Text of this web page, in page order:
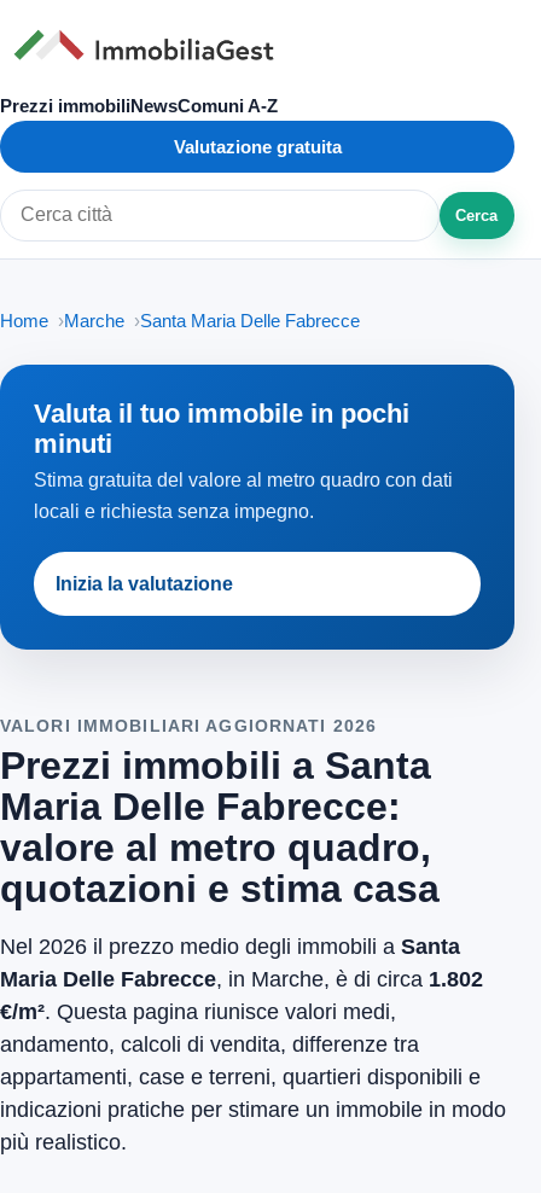
Prezzi immobiliNewsComuni A-Z
Valutazione gratuita
Cerca città o zona
Cerca
Home Marche Santa Maria Delle Fabrecce
Valuta il tuo immobile in pochi
minuti
Stima gratuita del valore al metro quadro con dati
locali e richiesta senza impegno.
Inizia la valutazione
VALORI IMMOBILIARI AGGIORNATI 2026
Prezzi immobili a Santa
Maria Delle Fabrecce:
valore al metro quadro,
quotazioni e stima casa
Nel 2026 il prezzo medio degli immobili a Santa
Maria Delle Fabrecce, in Marche, è di circa 1.802
€/m². Questa pagina riunisce valori medi,
andamento, calcoli di vendita, differenze tra
appartamenti, case e terreni, quartieri disponibili e
indicazioni pratiche per stimare un immobile in modo
più realistico.